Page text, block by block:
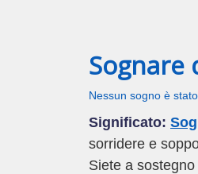
Sognare
Nessun sogno è
Significato:
sorridere e
Siete a